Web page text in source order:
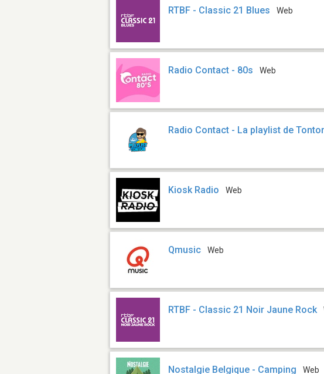
RTBF - Classic 21 Blues Web
Radio Contact - 80s Web
Radio Contact - La playlist de
Kiosk Radio Web
Qmusic Web
RTBF - Classic 21 Noir Jaune Rock
Nostalgie Belgique - Camping Web